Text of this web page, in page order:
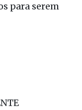
para serem